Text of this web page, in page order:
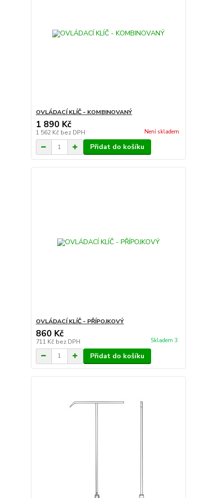
OVLÁDACÍ KLÍČ - KOMBINOVANÝ
1 890 Kč
1 562 Kč bez DPH Není skladem
Přidat do košíku
OVLÁDACÍ KLÍČ - PŘÍPOJKOVÝ
860 Kč
711 Kč bez DPH Skladem 3
Přidat do košíku